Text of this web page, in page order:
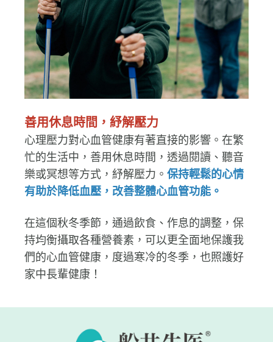
善用休息時間，紓解壓力
心理壓力對心血管健康有著直接的影響。在繁
忙的生活中，善用休息時間，透過閱讀、聽音
樂或冥想等方式，紓解壓力。保持輕鬆的心情
在這個秋冬季節，通過飲食、作息的調整，保
持均衡攝取各種營養素，可以更全面地保護我
們的心血管健康，度過寒冷的冬季，也照護好